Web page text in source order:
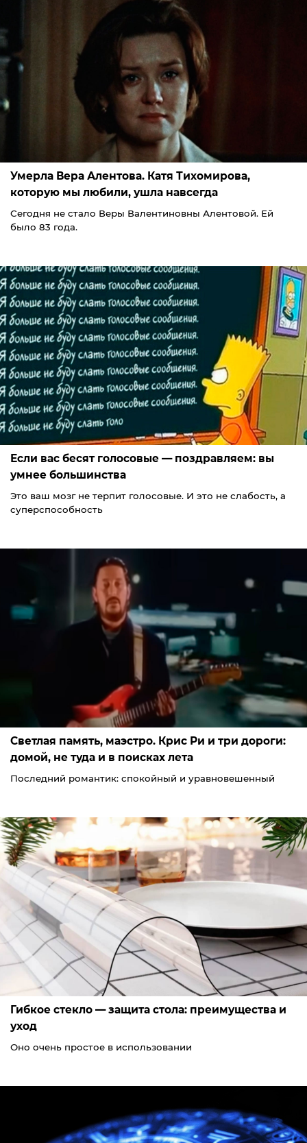
Умерла Вера Алентова. Катя Тихомирова,
которую мы любили, ушла навсегда
Сегодня не стало Веры Валентиновны Алентовой. Ей
было 83 года.
Если вас бесят голосовые — поздравляем: вы
умнее большинства
Это ваш мозг не терпит голосовые. И это не слабость, а
суперспособность
Светлая память, маэстро. Крис Ри и три дороги:
домой, не туда и в поисках лета
Последний романтик: спокойный и уравновешенный
Гибкое стекло — защита стола: преимущества и
уход
Оно очень простое в использовании